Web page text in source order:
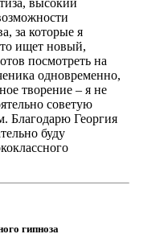
за которые я
ищет новый,
посмотреть на
одновременно,
творение – я не
советую
Благодарю Георгия
буду
гипноза